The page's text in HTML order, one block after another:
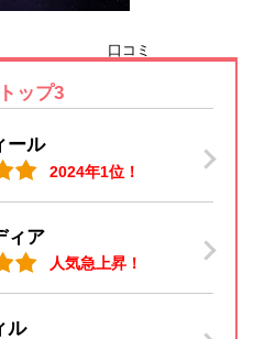
口コミ
ップ3
ール
2024年1位！
ィア
人気急上昇！
ル